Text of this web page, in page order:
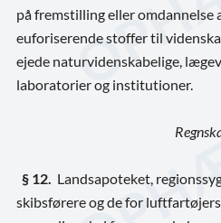
på fremstilling eller omdannelse
euforiserende stoffer til
ejede naturvidenskabelige,
laboratorier og institutioner.
§ 12. Landsapoteket,
skibsførere og de for